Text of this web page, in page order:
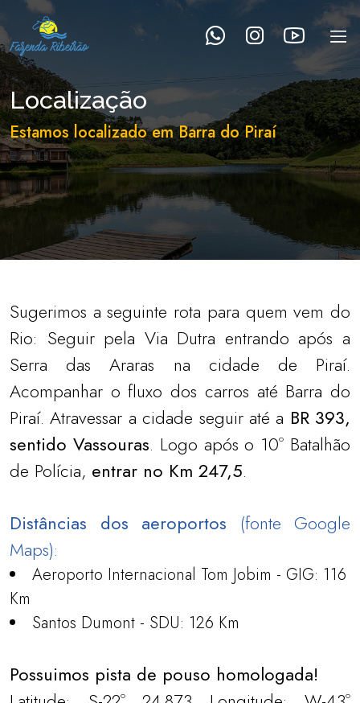
Localização
Estamos localizado em Barra do Piraí
Sugerimos a seguinte rota para quem vem do
Rio: Seguir pela Via Dutra entrando após a
Serra das Araras na cidade de Piraí.
Acompanhar o fluxo dos carros até Barra do
Piraí. Atravessar a cidade seguir até a BR 393,
sentido Vassouras. Logo após o 10º Batalhão
de Polícia, entrar no Km 247,5.
Distâncias dos aeroportos (fonte Google
Maps):
Aeroporto Internacional Tom Jobim - GIG: 116
Km
Santos Dumont - SDU: 126 Km
Possuimos pista de pouso homologada!